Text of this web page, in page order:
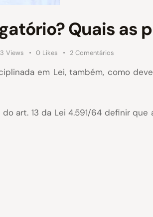
Quais as
Views 0 Likes 2 Comentários
em Lei, também, como
art. 13 da Lei 4.591/64 definir